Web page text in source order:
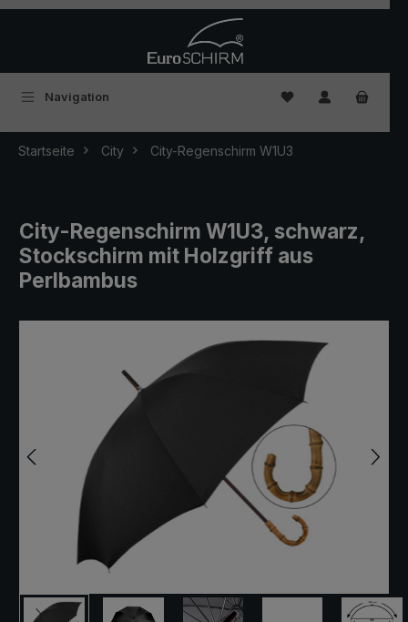
Navigation Du hast 0
Startseite City City-Regenschirm W1U3
City-Regenschirm W1U3, schwarz,
Stockschirm mit Holzgriff aus
Perlbambus